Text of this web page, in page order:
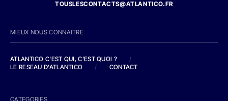
TOUSLESCONTACTS@ATLANTICO.FR
MIEUX NOUS CONNAITRE
ATLANTICO C'EST QUI, C'EST QUOI ?
/
LE RESEAU D'ATLANTICO
/ CONTACT
CATEGORIES